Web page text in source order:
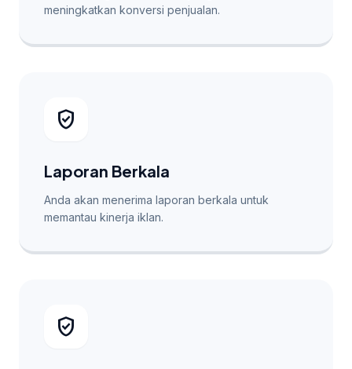
meningkatkan konversi penjualan.
verified_user
Laporan Berkala
Anda akan menerima laporan berkala untuk
memantau kinerja iklan.
verified_user